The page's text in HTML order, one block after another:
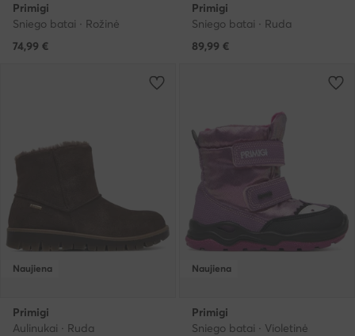
Primigi
Sniego batai · Rožinė
74,99 €
Primigi
Sniego batai · Ruda
89,99 €
Naujiena
Primigi
Aulinukai · Ruda
Naujiena
Primigi
Sniego batai · Violetinė